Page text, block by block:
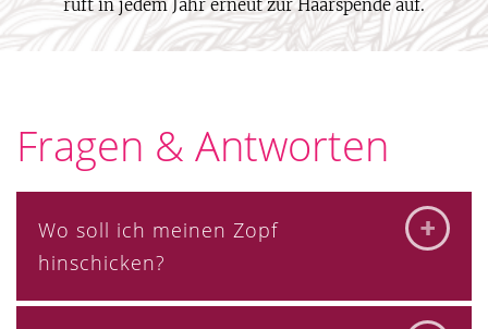
ruft in jedem Jahr erneut zur Haarspende auf.
Fragen & Antworten
Wo soll ich meinen Zopf
hinschicken?